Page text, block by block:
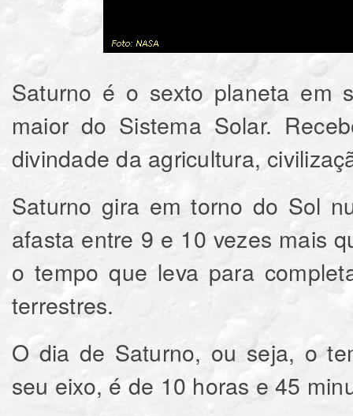
Saturno é o sexto planeta em
maior do Sistema Solar.
divindade da agricultura,
Saturno gira em torno do Sol
afasta entre 9 e 10 vezes mais
o tempo que leva para
terrestres.
O dia de Saturno, ou seja, o
seu eixo, é de 10 horas e 45